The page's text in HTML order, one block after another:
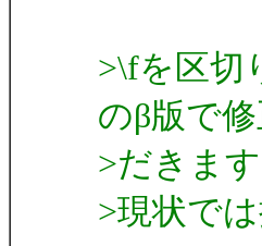
>\fを区切
のβ版で
>だきます
>現状で